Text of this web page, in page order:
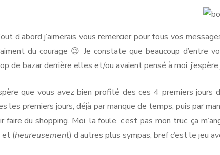
PAYS-BAS
PARIS
d’abord j’aimerais vous remercier pour tous vos
du courage 😉 Je constate que beaucoup d’entre
de bazar derrière elles et/ou avaient pensé à moi,
que vous avez bien profité des ces 4 premiers
les premiers jours, déjà par manque de temps, puis par
faire du shopping. Moi, la foule, c’est pas mon truc, ça
et (heureusement) d’autres plus sympas, bref c’est le jeu